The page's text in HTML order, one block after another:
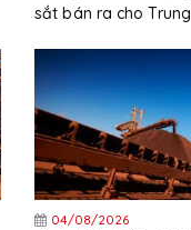
sắt bán ra cho
04/08/2026